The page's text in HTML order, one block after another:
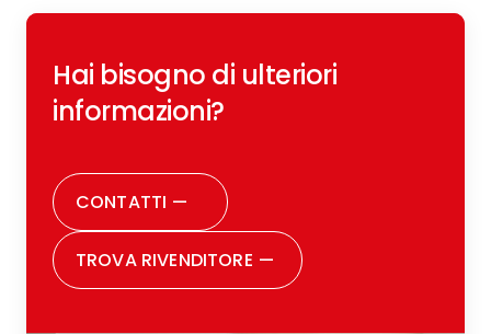
Hai bisogno di ulteriori
informazioni?
CONTATTI —
TROVA RIVENDITORE —